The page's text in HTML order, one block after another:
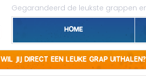
Gegarandeerd de leukste grappen
Home
Wil jij direct een leuke grap uithalen?